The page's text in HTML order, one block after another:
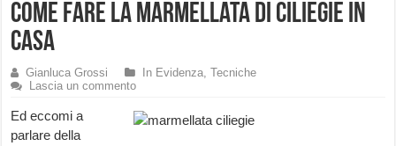
Come fare la Marmellata di Ciliegie in
Casa
Gianluca Grossi In Evidenza,Tecniche
Lascia un commento
Ed eccomi a
parlare della